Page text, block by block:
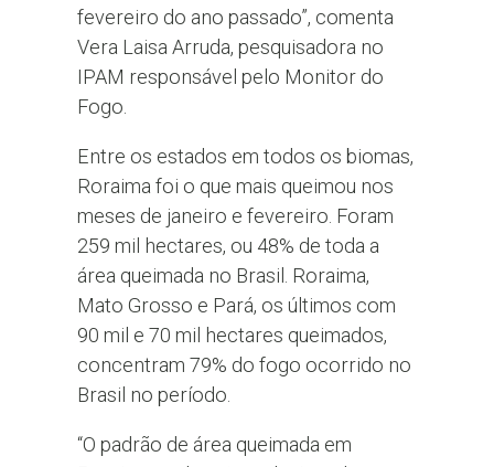
fevereiro do ano passado”, comenta
Vera Laisa Arruda, pesquisadora no
IPAM responsável pelo Monitor do
Fogo.
Entre os estados em todos os biomas,
Roraima foi o que mais queimou nos
meses de janeiro e fevereiro. Foram
259 mil hectares, ou 48% de toda a
área queimada no Brasil. Roraima,
Mato Grosso e Pará, os últimos com
90 mil e 70 mil hectares queimados,
concentram 79% do fogo ocorrido no
Brasil no período.
“O padrão de área queimada em